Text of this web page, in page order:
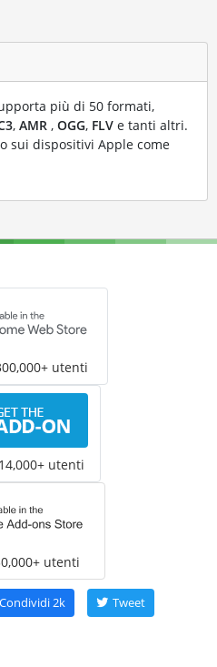
più di 50 formati,
, AMR, OGG, FLVe tanti altri.
sui dispositivi Apple come
utenti
14,000+ utenti
utenti
Condividi2k Tweet